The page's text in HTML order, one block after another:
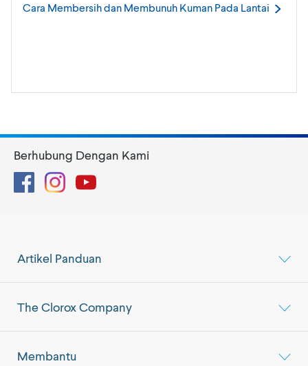
Cara Membersih dan Membunuh Kuman Pada Lantai
Artikel Panduan
The Clorox Company
Membantu
Berhubung Dengan Kami
FacebookInstagramYouTube